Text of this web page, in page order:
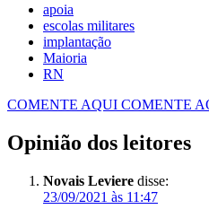
apoia
escolas militares
implantação
Maioria
RN
COMENTE AQUI COMENTE
Opinião dos leitores
Novais Leviere disse:
23/09/2021 às 11:47